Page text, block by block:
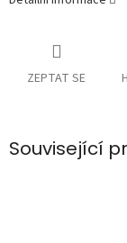
ZEPTAT SE
Související